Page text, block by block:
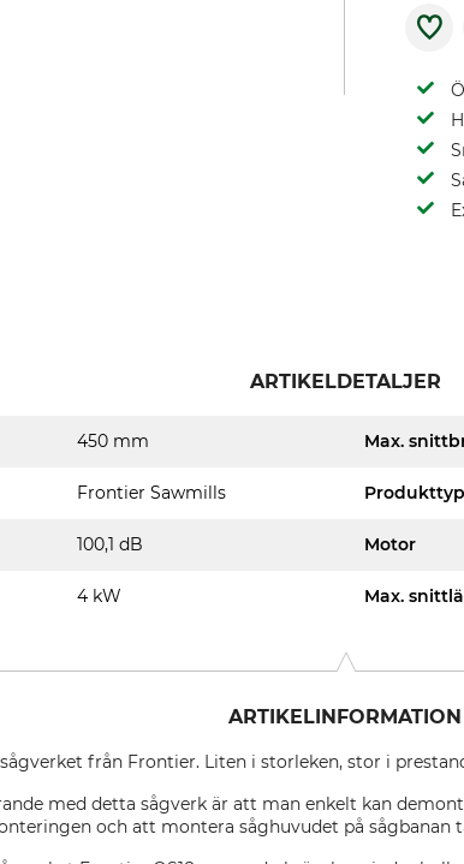
ARTIKELDETALJER
450 mm Max.
Frontier Sawmills Produkttyp
100,1 dB Motor
4 kW Max.
ARTIKELINFORMATION
från Frontier. Liten i storleken, stor i
med detta sågverk är att man enkelt kan
och att montera såghuvudet på sågbanan